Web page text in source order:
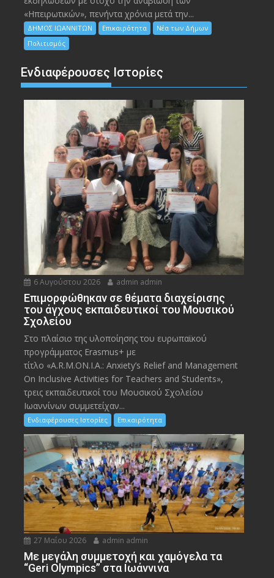
«Ηπειρωτικών», πενήντα χρόνια μετά την...
ΔΗΜΟΣ ΙΩΑΝΝΙΤΩΝ Επικαιρότητα
Νέα των Δήμων
Πολιτισμός
Ενδιαφέρουσες Ιστορίες
6 Αυγούστου 2026 admin admin
Eπιμορφώθηκαν σε θέματα διαχείρισης
του άγχους εκπαιδευτικοί του Μουσικού
Σχολείου
Στο πλαίσιο της υλοποίησης του ευρωπαϊκού
προγράμματος Erasmus+ με
τίτλο «A.R.M.ON.I.A.: Anxiety’s Relief and Management
On Inclusive Activities for Teachers and Students»,
τρεις εκπαιδευτικοί του Μουσικού Σχολείου
Ιωαννίνων συμμετείχαν...
Ενδιαφέρουσες Ιστορίες Επικαιρότητα
27 Μαΐου 2026 admin admin
Με μεγάλη συμμετοχή και χαμόγελα τα
“Geri Olympics” στα Ιωάννινα